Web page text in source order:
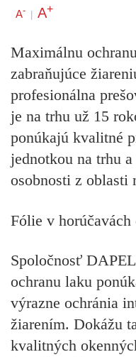
A- | A+
Maximálnu
zabraňujúce
profesionálna
je na trhu už 15
ponúkajú kvalitné
jednotkou na trhu
osobnosti z oblasti
Fólie v horúčavách
Spoločnosť
ochranu laku
výrazne ochránia
žiarením. Dokážu
kvalitných